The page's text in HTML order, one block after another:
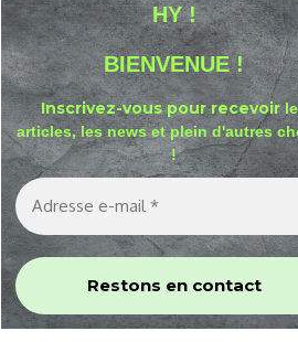
HY !
BIENVENUE !
Inscrivez-vous pour recevoir
articles, les news et plein d'autres
!